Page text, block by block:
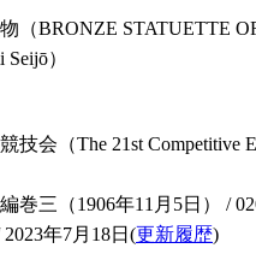
（BRONZE STATUETTE
）
技会（The 21st Competitive
三（1906年11月5日） /
年7月18日(更新履歴)